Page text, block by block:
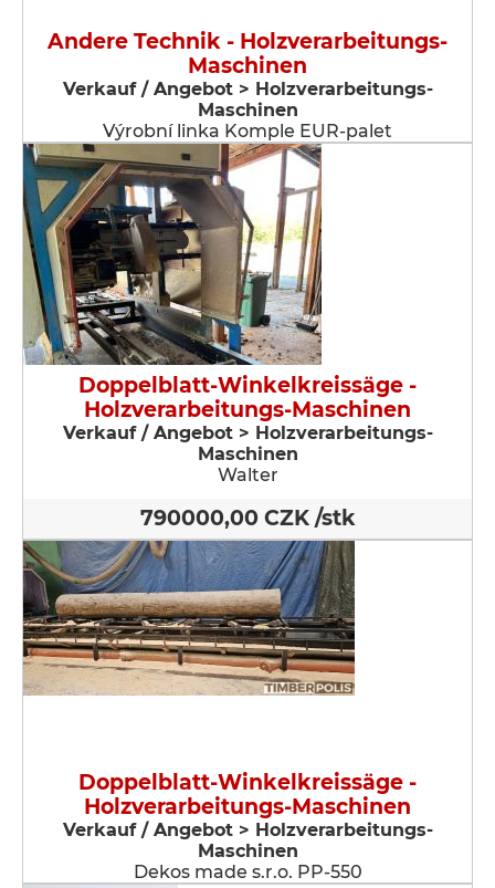
Andere Technik - Holzverarbeitungs-
Maschinen
Verkauf / Angebot > Holzverarbeitungs-
Maschinen
Výrobní linka Komple EUR-palet
Doppelblatt-Winkelkreissäge -
Holzverarbeitungs-Maschinen
Verkauf / Angebot > Holzverarbeitungs-
Maschinen
Walter
790000,00 CZK /stk
Doppelblatt-Winkelkreissäge -
Holzverarbeitungs-Maschinen
Verkauf / Angebot > Holzverarbeitungs-
Maschinen
Dekos made s.r.o. PP-550